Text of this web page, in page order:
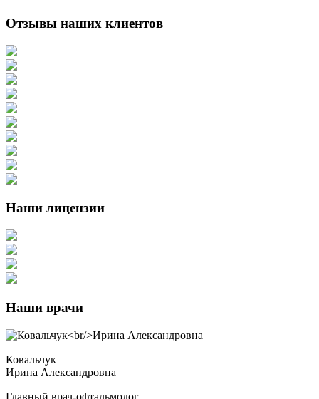
Отзывы наших клиентов
Наши лицензии
Наши врачи
Ковальчук
Ирина Александровна
Главный врач-офтальмолог